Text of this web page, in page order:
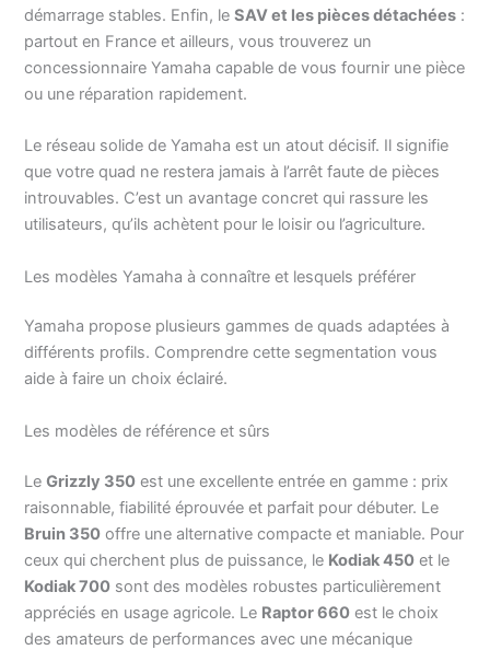
démarrage stables. Enfin, leSAV et les pièces détachées :
partout en France et ailleurs, vous trouverez un
concessionnaire Yamaha capable de vous fournir une pièce
ou une réparation rapidement.
Le réseau solide de Yamaha est un atout décisif. Il signifie
que votre quad ne restera jamais à l’arrêt faute de pièces
introuvables. C’est un avantage concret qui rassure les
utilisateurs, qu’ils achètent pour le loisir ou l’agriculture.
Les modèles Yamaha à connaître et lesquels préférer
Yamaha propose plusieurs gammes de quads adaptées à
différents profils. Comprendre cette segmentation vous
aide à faire un choix éclairé.
Les modèles de référence et sûrs
LeGrizzly 350 est une excellente entrée en gamme : prix
raisonnable, fiabilité éprouvée et parfait pour débuter. Le
Bruin 350 offre une alternative compacte et maniable. Pour
ceux qui cherchent plus de puissance, le Kodiak 450 et le
Kodiak 700 sont des modèles robustes particulièrement
appréciés en usage agricole. Le Raptor 660 est le choix
des amateurs de performances avec une mécanique